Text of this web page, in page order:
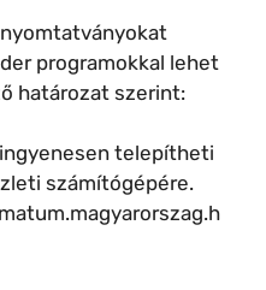
programokkal lehet
határozat szerint:
telepítheti
számítógépére.